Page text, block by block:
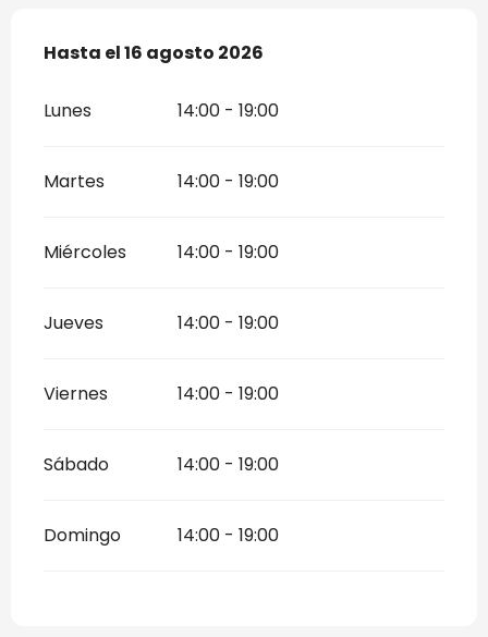
Del4 julio 2026al16 agosto 2026
Hasta el16 agosto 2026
Lunes 14:00 - 19:00
Martes 14:00 - 19:00
Miércoles 14:00 - 19:00
Jueves 14:00 - 19:00
Viernes 14:00 - 19:00
Sábado 14:00 - 19:00
Domingo 14:00 - 19:00